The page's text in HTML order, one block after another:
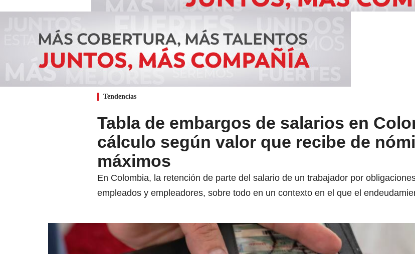
Tendencias
Tabla de embargos de salarios en
cálculo según valor que recibe de
máximos
En Colombia, la retención de parte del salario de un trabajador por
empleados y empleadores, sobre todo en un contexto en el que el